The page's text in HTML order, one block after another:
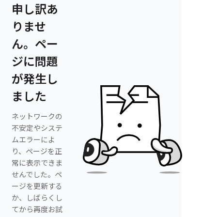
申し訳あ
りませ
ん。ペー
ジに問題
が発生し
ました
ネットワークの
不安定やシステ
ムエラーによ
り、ページを正
常に表示できま
せんでした。ペ
ージを更新する
か、しばらくし
てから再度お試